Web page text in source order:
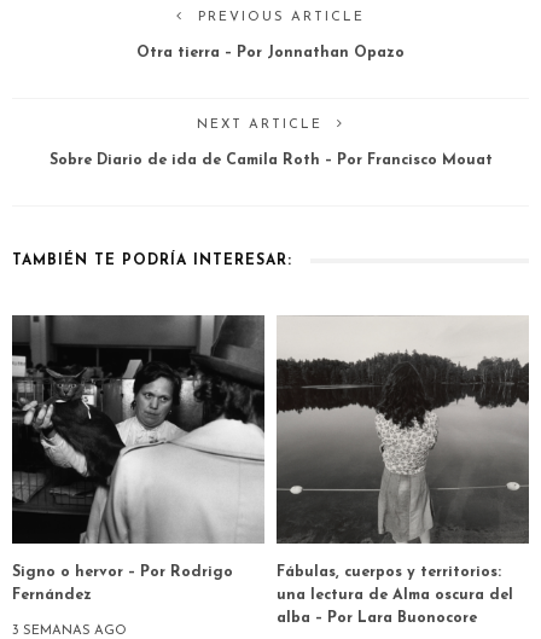
PREVIOUS ARTICLE
Otra tierra – Por Jonnathan Opazo
NEXT ARTICLE
Sobre Diario de ida de Camila Roth – Por Francisco Mouat
TAMBIÉN TE PODRÍA INTERESAR:
Signo o hervor – Por Rodrigo
Fernández
3 SEMANAS AGO
Fábulas, cuerpos y territorios:
una lectura de Alma oscura del
alba – Por Lara Buonocore